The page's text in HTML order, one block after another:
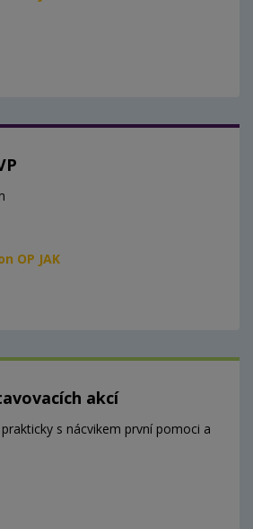
OP JAK
akcí
s nácvikem první pomoci a